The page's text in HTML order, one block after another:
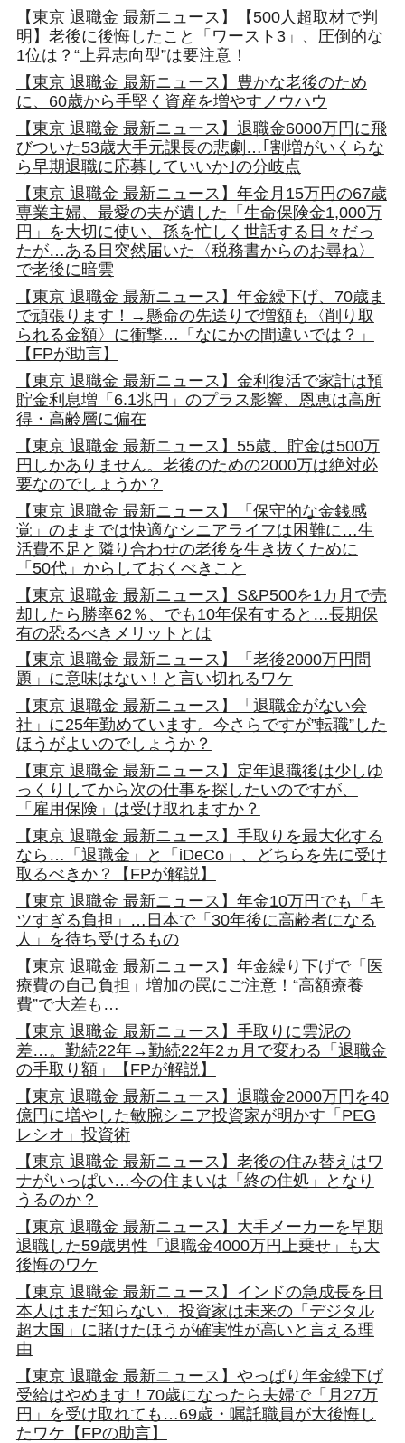
【東京 退職金 最新ニュース】【500人超取材で判
明】老後に後悔したこと「ワースト3」、圧倒的な
1位は？“上昇志向型”は要注意！
【東京 退職金 最新ニュース】豊かな老後のため
に、60歳から手堅く資産を増やすノウハウ
【東京 退職金 最新ニュース】退職金6000万円に飛
びついた53歳大手元課長の悲劇…｢割増がいくらな
ら早期退職に応募していいか｣の分岐点
【東京 退職金 最新ニュース】年金月15万円の67歳
専業主婦、最愛の夫が遺した「生命保険金1,000万
円」を大切に使い、孫を忙しく世話する日々だっ
たが…ある日突然届いた〈税務書からのお尋ね〉
で老後に暗雲
【東京 退職金 最新ニュース】年金繰下げ、70歳ま
で頑張ります！→懸命の先送りで増額も〈削り取
られる金額〉に衝撃…「なにかの間違いでは？」
【FPが助言】
【東京 退職金 最新ニュース】金利復活で家計は預
貯金利息増「6.1兆円」のプラス影響、恩恵は高所
得・高齢層に偏在
【東京 退職金 最新ニュース】55歳、貯金は500万
円しかありません。老後のための2000万は絶対必
要なのでしょうか？
【東京 退職金 最新ニュース】「保守的な金銭感
覚」のままでは快適なシニアライフは困難に…生
活費不足と隣り合わせの老後を生き抜くために
「50代」からしておくべきこと
【東京 退職金 最新ニュース】S&P500を1カ月で売
却したら勝率62％、でも10年保有すると…長期保
有の恐るべきメリットとは
【東京 退職金 最新ニュース】「老後2000万円問
題」に意味はない！と言い切れるワケ
【東京 退職金 最新ニュース】「退職金がない会
社」に25年勤めています。今さらですが”転職”した
ほうがよいのでしょうか？
【東京 退職金 最新ニュース】定年退職後は少しゆ
っくりしてから次の仕事を探したいのですが、
「雇用保険」は受け取れますか？
【東京 退職金 最新ニュース】手取りを最大化する
なら…「退職金」と「iDeCo」、どちらを先に受け
取るべきか？【FPが解説】
【東京 退職金 最新ニュース】年金10万円でも「キ
ツすぎる負担」…日本で「30年後に高齢者になる
人」を待ち受けるもの
【東京 退職金 最新ニュース】年金繰り下げで「医
療費の自己負担」増加の罠にご注意！“高額療養
費”で大差も…
【東京 退職金 最新ニュース】手取りに雲泥の
差…。勤続22年→勤続22年2ヵ月で変わる「退職金
の手取り額」【FPが解説】
【東京 退職金 最新ニュース】退職金2000万円を40
億円に増やした敏腕シニア投資家が明かす「PEG
レシオ」投資術
【東京 退職金 最新ニュース】老後の住み替えはワ
ナがいっぱい…今の住まいは「終の住処」となり
うるのか？
【東京 退職金 最新ニュース】大手メーカーを早期
退職した59歳男性「退職金4000万円上乗せ」も大
後悔のワケ
【東京 退職金 最新ニュース】インドの急成長を日
本人はまだ知らない。投資家は未来の「デジタル
超大国」に賭けたほうが確実性が高いと言える理
由
【東京 退職金 最新ニュース】やっぱり年金繰下げ
受給はやめます！70歳になったら夫婦で「月27万
円」を受け取れても…69歳・嘱託職員が大後悔し
たワケ【FPの助言】